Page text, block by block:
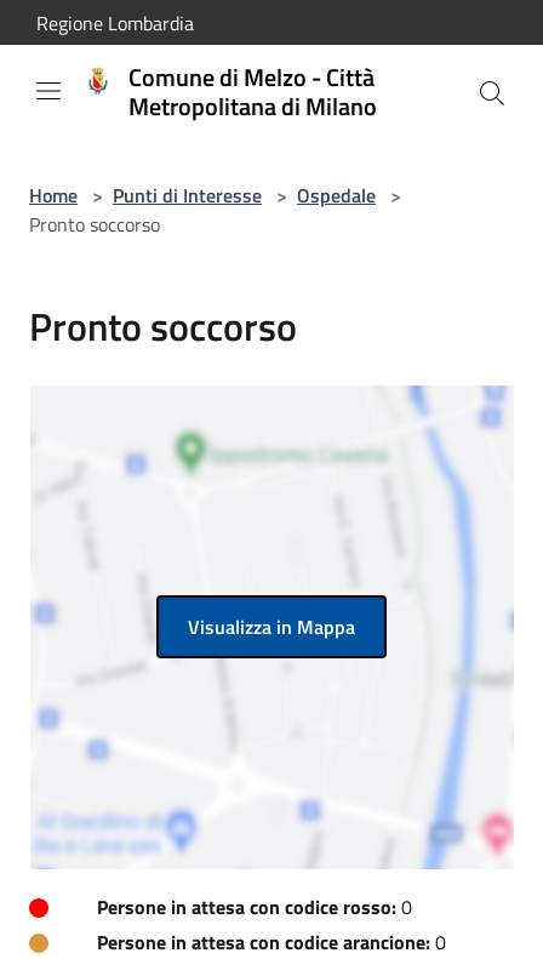
Salta al contenuto principale
Regione Lombardia
Comune di Melzo - Città
Metropolitana di Milano
Home > Punti di Interesse > Ospedale >
Pronto soccorso
Pronto soccorso
Visualizza in Mappa
Persone in attesa con codice rosso:0
Persone in attesa con codice arancione:0